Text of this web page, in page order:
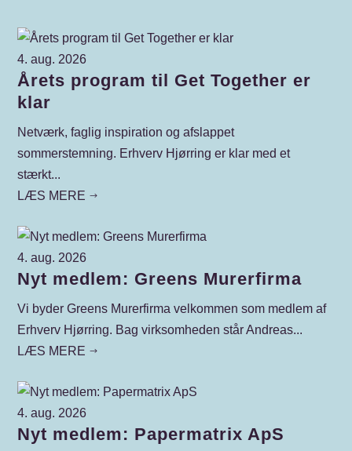
4. aug. 2026
Årets program til Get Together er
klar
Netværk, faglig inspiration og afslappet
sommerstemning. Erhverv Hjørring er klar med et
stærkt...
LÆS MERE $
4. aug. 2026
Nyt medlem: Greens Murerfirma
Vi byder Greens Murerfirma velkommen som medlem af
Erhverv Hjørring. Bag virksomheden står Andreas...
LÆS MERE $
4. aug. 2026
Nyt medlem: Papermatrix ApS